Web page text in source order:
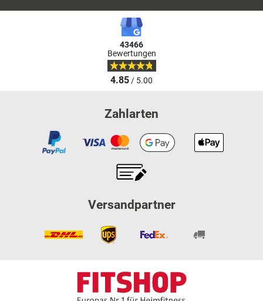
43466
Bewertungen
4.85/ 5.00
Zahlarten
Versandpartner